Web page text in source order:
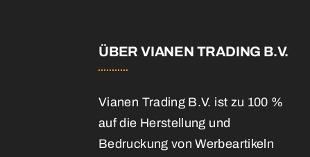
ÜBER VIANEN TRADING B.V.
Vianen Trading B.V. ist zu 100 %
auf die Herstellung und
Bedruckung von Werbeartikeln